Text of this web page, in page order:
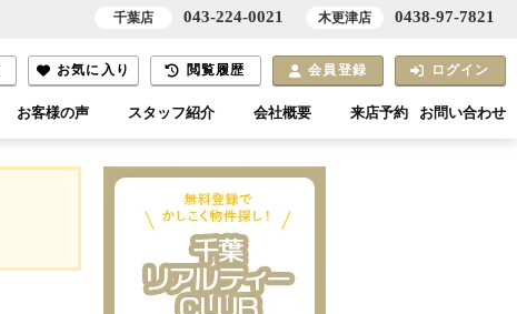
お気に入り 閲覧履歴 会員登録 ログイン
お客様の声 スタッフ紹介 会社概要 来店予約 お問い合わせ
千葉店 043-224-0021 木更津店 0438-97-7821